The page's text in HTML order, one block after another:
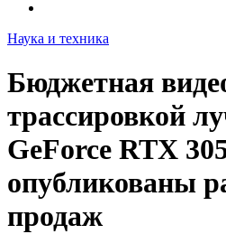
Наука и техника
Бюджетная
трассировкой
GeForce RTX
опубликованы
продаж